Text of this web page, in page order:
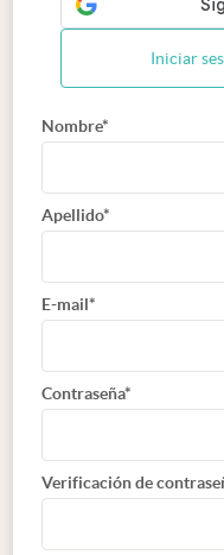
Iniciar
Nombre*
Apellido*
E-mail*
Contraseña*
Verificación de